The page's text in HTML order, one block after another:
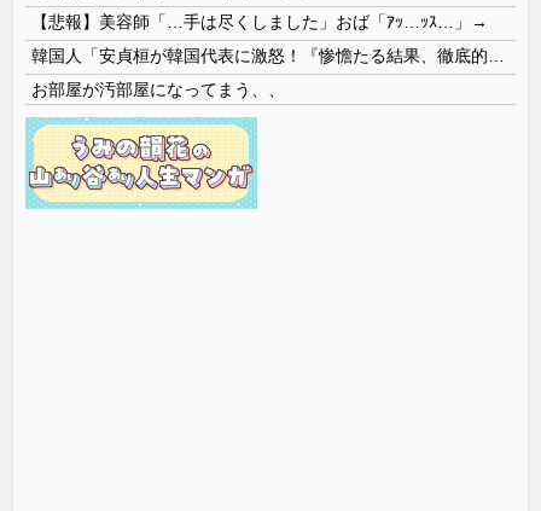
【悲報】美容師「…手は尽くしました」おば「ｱｯ…ｯｽ…」→
お部屋が汚部屋になってまう、、